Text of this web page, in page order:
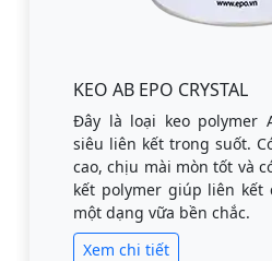
KEO AB EPO CRYSTAL
Đây là loại keo polymer
siêu liên kết trong suốt.
cao, chịu mài mòn tốt và
kết polymer giúp liên kết
một dạng vữa bền chắc.
Xem chi tiết